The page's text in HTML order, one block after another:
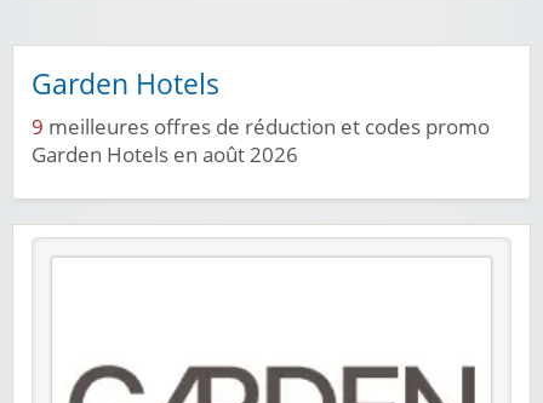
Garden Hotels
9 meilleures offres de réduction et codes promo
Garden Hotels en août 2026